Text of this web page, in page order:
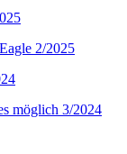
2/2025
möglich 3/2024